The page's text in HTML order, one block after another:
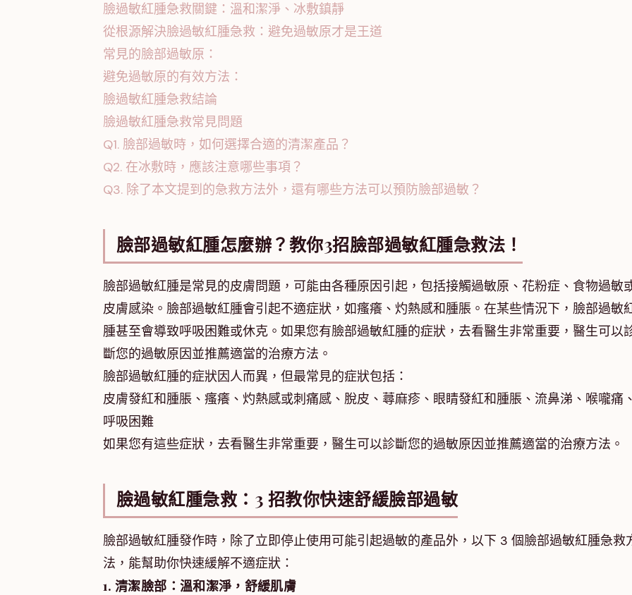
臉過敏紅腫急救關鍵：溫和潔淨、冰敷鎮靜
從根源解決臉過敏紅腫急救：避免過敏原才是王道
常見的臉部過敏原：
避免過敏原的有效方法：
臉過敏紅腫急救結論
臉過敏紅腫急救常見問題
Q1. 臉部過敏時，如何選擇合適的清潔產品？
Q2. 在冰敷時，應該注意哪些事項？
Q3. 除了本文提到的急救方法外，還有哪些方法可以預防臉部過敏？
臉部過敏紅腫怎麼辦？教你3招臉部過敏紅腫急救法！
臉部過敏紅腫是常見的皮膚問題，可能由各種原因引起，包括接觸過敏原、花粉症、食物過敏
皮膚感染。臉部過敏紅腫會引起不適症狀，如瘙癢、灼熱感和腫脹。在某些情況下，臉部過敏
腫甚至會導致呼吸困難或休克。如果您有臉部過敏紅腫的症狀，去看醫生非常重要，醫生可以
斷您的過敏原因並推薦適當的治療方法。
臉部過敏紅腫的症狀因人而異，但最常見的症狀包括：
皮膚發紅和腫脹、瘙癢、灼熱感或刺痛感、脫皮、蕁麻疹、眼睛發紅和腫脹、流鼻涕、喉嚨痛
呼吸困難
如果您有這些症狀，去看醫生非常重要，醫生可以診斷您的過敏原因並推薦適當的治療方法。
臉過敏紅腫急救：3 招教你快速舒緩臉部過敏
臉部過敏紅腫發作時，除了立即停止使用可能引起過敏的產品外，以下 3 個臉部過敏紅腫急救
法，能幫助你快速緩解不適症狀：
1. 清潔臉部：溫和潔淨，舒緩肌膚